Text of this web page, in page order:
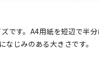
です。A4用紙を短辺で半
じみのある大きさです。